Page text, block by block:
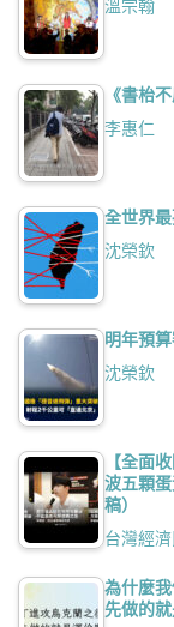
溫宗翰
《書枱
李惠仁
全世界
沈榮欽
明年預
沈榮欽
【全面
波五顆
稿）
台灣經
為什麼
先做的